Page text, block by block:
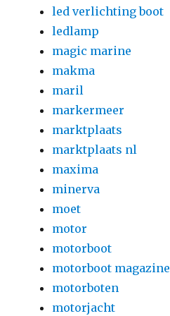
led verlichting boot
ledlamp
magic marine
makma
maril
markermeer
marktplaats
marktplaats nl
maxima
minerva
moet
motor
motorboot
motorboot magazine
motorboten
motorjacht